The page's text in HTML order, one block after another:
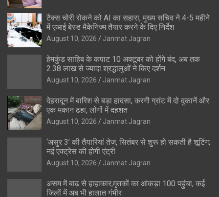
टैक्स चोरी रोकने को AI का सहारा, मुख्य सचिव ने 4-5 महीने
में एआई बेस्ड मैकेनिज्म तैयार करने के दिए निर्देश
August 10, 2026 Janmat Jagran
हेमकुंड साहिब के कपाट 10 अक्टूबर को होंगे बंद, अब तक
2.38 लाख से ज्यादा श्रद्धालुओं ने किए दर्शन
August 10, 2026 Janmat Jagran
देहरादून में बारिश से बड़ा हादसा, करगी ग्रांट में दो दुकानें और
एक मकान ढहा, लोगों में दहशत
August 10, 2026 Janmat Jagran
‘असुर 3’ की तैयारियां तेज, सितंबर से शुरू हो सकती है शूटिंग;
नई एक्ट्रेस की होगी एंट्री
August 10, 2026 Janmat Jagran
असम में बाढ़ से हाहाकार,मृतकों का आंकड़ा 100 पहुंचा, कई
जिलों में अब भी हालात गंभीर